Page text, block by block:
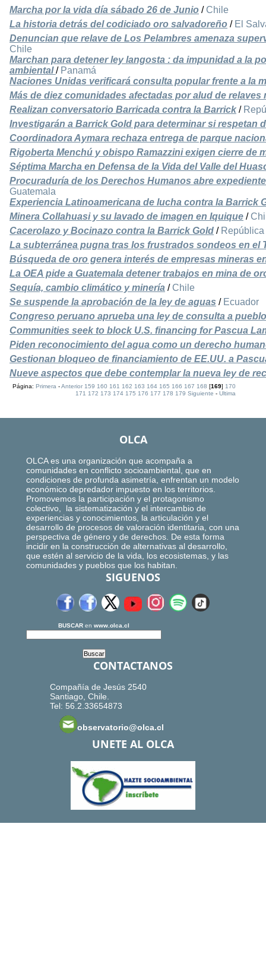
Marcha por la vida día sábado 26 de Junio / Chile
La historia detrás del codiciado oro salvadoreño / El
Denuncian que relave de Los Pelambres amenaza
Chile
Marchan para detener ley langosta : da impunidad a la
ambiental/ Panamá
Naciones Unidas verificará consulta popular frente a la
Más de diez comunidades afectadas por alud de relaves
Realizan conversatorio Barricada contra la Barrick /
Investigarán a Barrick Gold para determinar si respetan
Coordinadora Aymara rechaza entrega de parque
Rigoberta Menchú y obispo Ramazzini exigen cierre de
Séptima Marcha en Defensa de la Vida del Valle del
Procuraduría de los Derechos Humanos abre
Guatemala
Experiencia Latinoamericana de lucha contra la Barrick
Minera Collahuasi y su lavado de imagen en Iquique /
Cacerolazo y Bocinazo contra la Barrick Gold /
La subterránea pugna tras los frustrados sondeos en el
Búsqueda de oro genera interés de empresas mineras
La OEA pide a Guatemala detener trabajos en mina de
Sequía, cambio climático y minería / Chile
Se suspende la aprobación de la ley de aguas / Ecuador
Congreso peruano aprueba una ley de consulta a
Communities seek to block U.S. financing for Pascua
Piden reconocimiento del agua como un derecho
Gestionan bloqueo de financiamiento de EE.UU. a
Nueve aspectos que debe contemplar la nueva ley de
Página:Primera -Anterior 159 160 161 162 163 164 165 166 167 168 [169]170
171 172 173 174 175 176 177 178 179 Siguiente -Ultima
OLCA
OLCA es una organización que acompaña a
comunidades en conflicto socioambiental, que en
condiciones de profunda asimetría, enfrentan un modelo
económico depredador impuesto en los territorios.
Promovemos la participación y el protagonismo
colectivo, la sistematización y el intercambio de
experiencias y conocimientos, la articulación y el
desarrollo de procesos de valoración identitaria, con una
perspectiva de género y de derechos. De esta forma
incidir en la construcción de alternativas al desarrollo,
que estén al servicio de la vida, los ecosistemas, y las
comunidades y pueblos que los habitan.
SIGUENOS
BUSCAR en www.olca.cl
CONTACTANOS
Compañía de Jesús 2540
Santiago, Chile.
Tel: 56.2.33654873
observatorio@olca.cl
UNETE AL OLCA